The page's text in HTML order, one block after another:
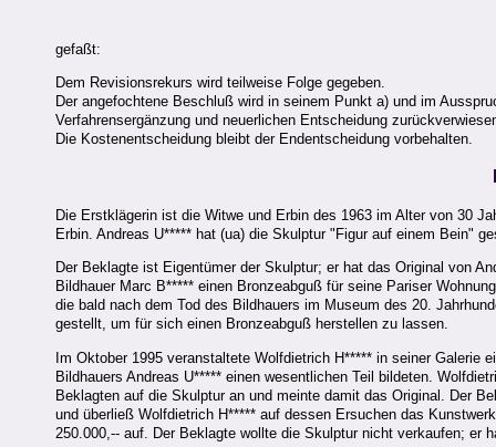
gefaßt:
Dem Revisionsrekurs wird teilweise Folge gegeben.
Der angefochtene Beschluß wird in seinem Punkt a) und im
Verfahrensergänzung und neuerlichen Entscheidung
Die Kostenentscheidung bleibt der Endentscheidung vorbehalten.
Die Erstklägerin ist die Witwe und Erbin des 1963 im Alter von 30
Erbin. Andreas U***** hat (ua) die Skulptur "Figur auf einem Bein"
Der Beklagte ist Eigentümer der Skulptur; er hat das Original von
Bildhauer Marc B***** einen Bronzeabguß für seine Pariser
die bald nach dem Tod des Bildhauers im Museum des 20.
gestellt, um für sich einen Bronzeabguß herstellen zu lassen.
Im Oktober 1995 veranstaltete Wolfdietrich H***** in seiner Galerie
Bildhauers Andreas U***** einen wesentlichen Teil bildeten.
Beklagten auf die Skulptur an und meinte damit das Original. Der
und überließ Wolfdietrich H***** auf dessen Ersuchen das
250.000,-- auf. Der Beklagte wollte die Skulptur nicht verkaufen; er